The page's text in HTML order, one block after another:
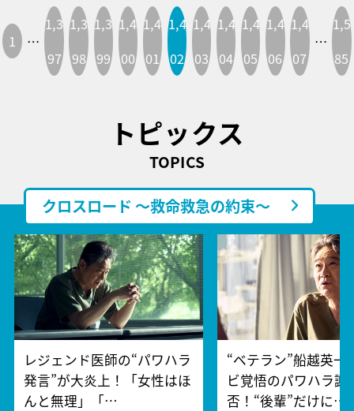
1 …
1,3
97
1,3
98
1,3
99
1,4
00
1,4
01
1,4
02
1,4
03
1,4
04
1,4
05
1,4
06
1,4
07
…
1,5
85
トピックス
TOPICS
クロスロード ～救命救急の約束～
レジェンド医師の“パワハラ
発言”が大炎上！「女性はほ
んと無理」「…
“ベテラン”船越英一
ビ覚悟のパワハラ謝
否！“後輩”だけに…